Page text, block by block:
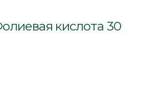
кислота 30